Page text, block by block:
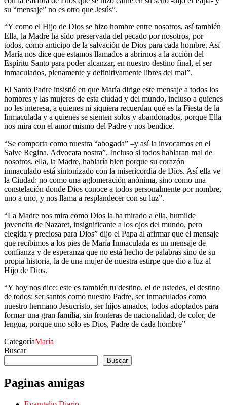
su “mensaje” no es otro que Jesús”.
“Y como el Hijo de Dios se hizo hombre entre nosotros, así también
Ella, la Madre ha sido preservada del pecado por nosotros, por
todos, como anticipo de la salvación de Dios para cada hombre. Así
María nos dice que estamos llamados a abrirnos a la acción del
Espíritu Santo para poder alcanzar, en nuestro destino final, el ser
inmaculados, plenamente y definitivamente libres del mal”.
El Santo Padre insistió en que María dirige este mensaje a todos los
hombres y las mujeres de esta ciudad y del mundo, incluso a quienes
no les interesa, a quienes ni siquiera recuerdan qué es la Fiesta de la
Inmaculada y a quienes se sienten solos y abandonados, porque Ella
nos mira con el amor mismo del Padre y nos bendice.
“Se comporta como nuestra “abogada” –y así la invocamos en el
Salve Regina. Advocata nostra”. Incluso si todos hablaran mal de
nosotros, ella, la Madre, hablaría bien porque su corazón
inmaculado está sintonizado con la misericordia de Dios. Así ella ve
la Ciudad: no como una aglomeración anónima, sino como una
constelación donde Dios conoce a todos personalmente por nombre,
uno a uno, y nos llama a resplandecer con su luz”.
“La Madre nos mira como Dios la ha mirado a ella, humilde
jovencita de Nazaret, insignificante a los ojos del mundo, pero
elegida y preciosa para Dios” dijo el Papa al afirmar que el mensaje
que recibimos a los pies de María Inmaculada es un mensaje de
confianza y de esperanza que no está hecho de palabras sino de su
propia historia, la de una mujer de nuestra estirpe que dio a luz al
Hijo de Dios.
“Y hoy nos dice: este es también tu destino, el de ustedes, el destino
de todos: ser santos como nuestro Padre, ser inmaculados como
nuestro hermano Jesucristo, ser hijos amados, todos adoptados para
formar una gran familia, sin fronteras de nacionalidad, de color, de
lengua, porque uno sólo es Dios, Padre de cada hombre”
CategoríaMaría
Buscar
Buscar
Paginas amigas